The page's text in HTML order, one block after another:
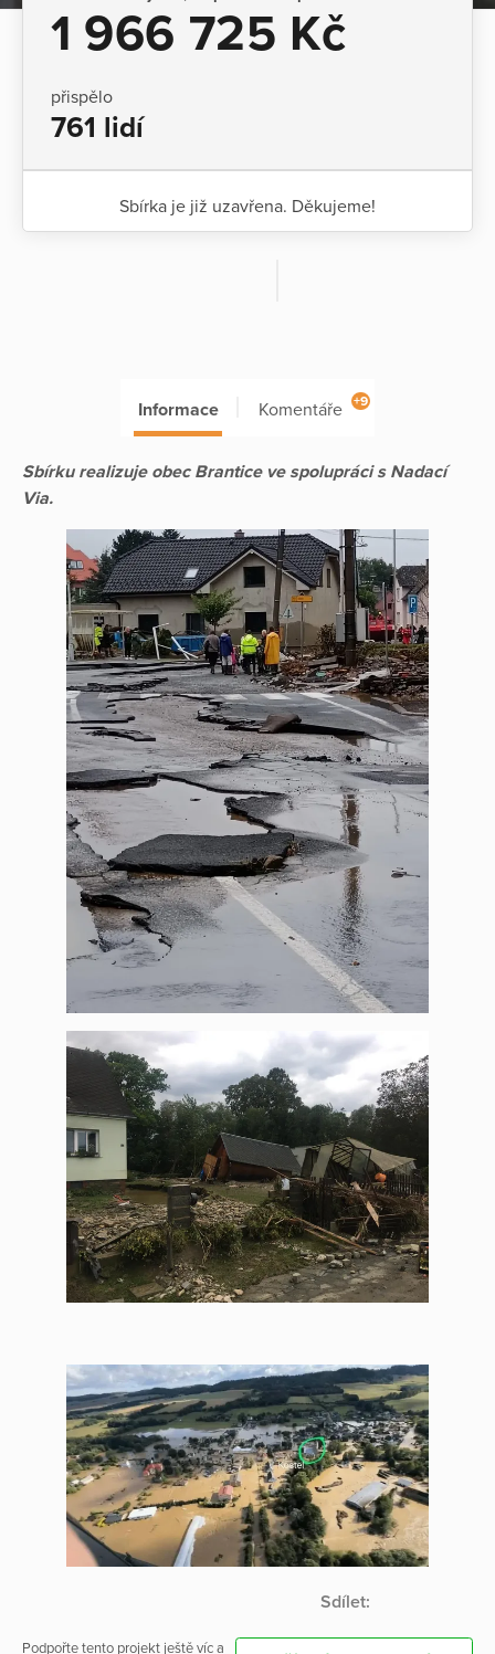
1 966 725 Kč
přispělo
761 lidí
Sbírka je již uzavřena. Děkujeme!
Informace Komentáře +9
Sbírku realizuje obec Brantice ve spolupráci s Nadací
Via.
Sdílet:
Podpořte tento projekt ještě víc a